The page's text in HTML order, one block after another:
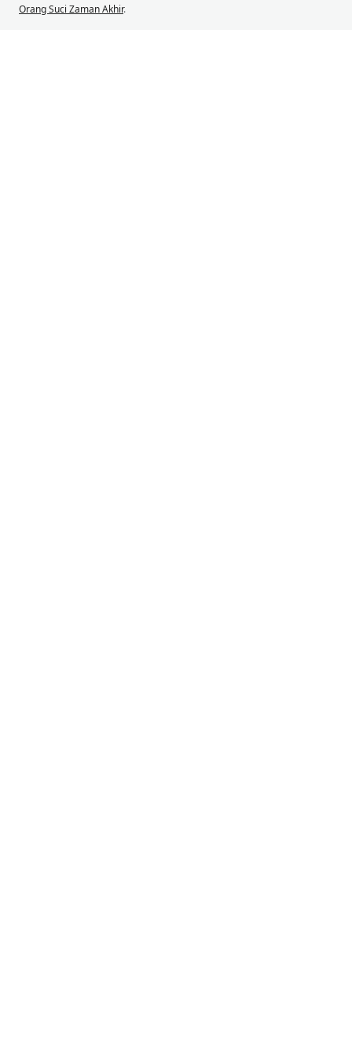
Orang Suci Zaman Akhir.